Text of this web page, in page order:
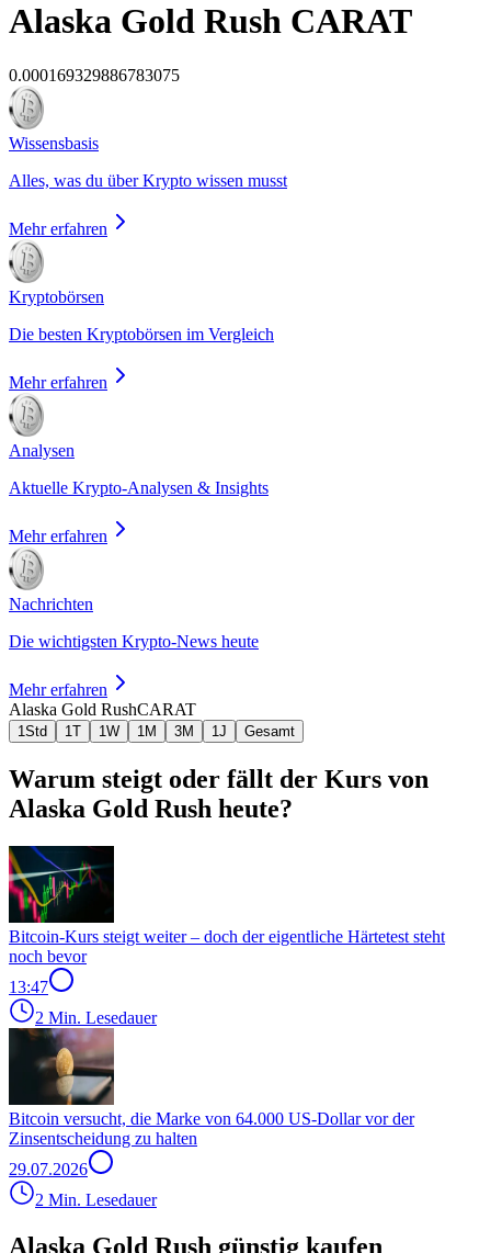
Alaska Gold Rush CARAT
0.000169329886783075
Wissensbasis
Alles, was du über Krypto wissen musst
Mehr erfahren
Kryptobörsen
Die besten Kryptobörsen im Vergleich
Mehr erfahren
Analysen
Aktuelle Krypto-Analysen & Insights
Mehr erfahren
Nachrichten
Die wichtigsten Krypto-News heute
Mehr erfahren
Alaska Gold RushCARAT
1Std 1T 1W 1M 3M 1J Gesamt
Warum steigt oder fällt der Kurs von
Alaska Gold Rush heute?
Bitcoin-Kurs steigt weiter – doch der eigentliche Härtetest steht
noch bevor
13:47
2 Min. Lesedauer
Bitcoin versucht, die Marke von 64.000 US-Dollar vor der
Zinsentscheidung zu halten
29.07.2026
2 Min. Lesedauer
Alaska Gold Rush günstig kaufen